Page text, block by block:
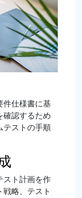
件仕様書に基
確認するため
テストの手順
スト計画を作
略、テスト